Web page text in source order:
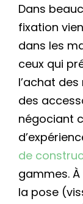
Dans
fixation
dans les
ceux qui
l’achat
des
négociant
de
gammes.
la pose